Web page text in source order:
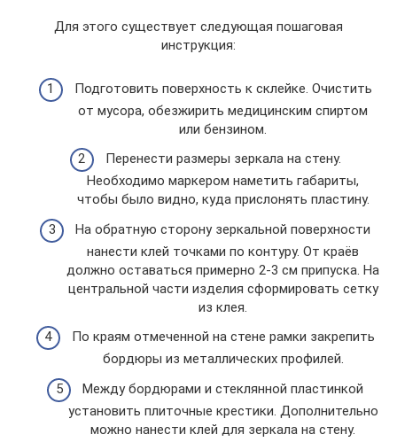
Для этого существует следующая пошаговая
инструкция:
Подготовить поверхность к склейке. Очистить
от мусора, обезжирить медицинским спиртом
или бензином.
Перенести размеры зеркала на стену.
Необходимо маркером наметить габариты,
чтобы было видно, куда прислонять пластину.
На обратную сторону зеркальной поверхности
нанести клей точками по контуру. От краёв
должно оставаться примерно 2-3 см припуска. На
центральной части изделия сформировать сетку
из клея.
По краям отмеченной на стене рамки закрепить
бордюры из металлических профилей.
Между бордюрами и стеклянной пластинкой
установить плиточные крестики. Дополнительно
можно нанести клей для зеркала на стену.